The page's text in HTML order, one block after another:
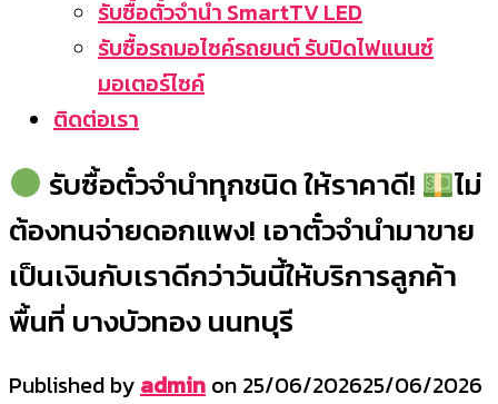
รับซื้อตั๋วจำนำ SmartTV LED
รับซื้อรถมอไซค์รถยนต์ รับปิดไฟแนนซ์
มอเตอร์ไซค์
ติดต่อเรา
รับซื้อตั๋วจำนำทุกชนิด ให้ราคาดี!
ไม่
ต้องทนจ่ายดอกแพง! เอาตั๋วจำนำมาขาย
เป็นเงินกับเราดีกว่าวันนี้ให้บริการลูกค้า
พื้นที่ บางบัวทอง นนทบุรี
Published byadmin on 25/06/202625/06/2026